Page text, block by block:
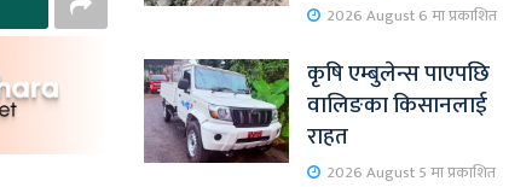
2026 August 6 मा प्रकाशित
कृषि एम्बुलेन्स पाएपछि
वालिङका किसानलाई
राहत
2026 August 5 मा प्रकाशित